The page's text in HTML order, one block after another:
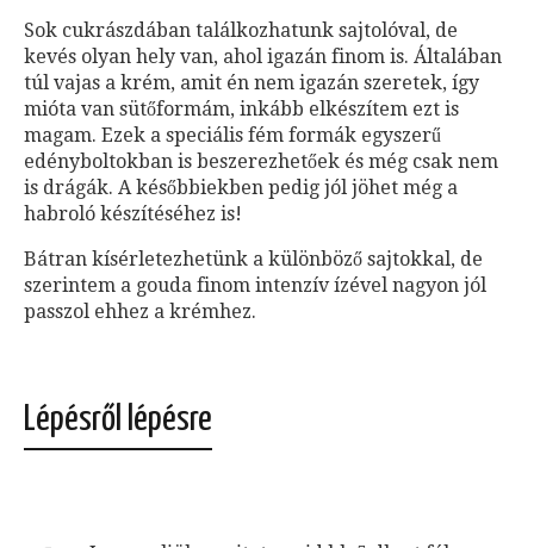
Sok cukrászdában találkozhatunk sajtolóval, de
kevés olyan hely van, ahol igazán finom is. Általában
túl vajas a krém, amit én nem igazán szeretek, így
mióta van sütőformám, inkább elkészítem ezt is
magam. Ezek a speciális fém formák egyszerű
edényboltokban is beszerezhetőek és még csak nem
is drágák. A későbbiekben pedig jól jöhet még a
habroló készítéséhez is!
Bátran kísérletezhetünk a különböző sajtokkal, de
szerintem a gouda finom intenzív ízével nagyon jól
passzol ehhez a krémhez.
Lépésről lépésre